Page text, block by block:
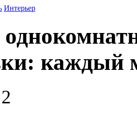
Интерьер
каждый